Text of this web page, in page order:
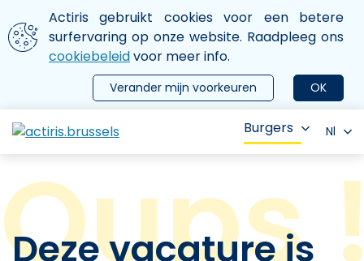
Aller au contenu principal
We gebruiken cookies
Actiris gebruikt cookies voor een betere
surfervaring op onze website. Raadpleeg ons
cookiebeleidvoor meer info.
OK
Verander mijn voorkeuren
le menu
Burgers Nl
Deze vacature is